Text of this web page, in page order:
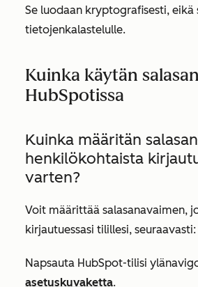
Se luodaan kryptografisesti, eikä
tietojenkalastelulle.
Kuinka käytän
HubSpotissa
Kuinka määritän
henkilökohtaista
varten?
Voit määrittää salasanavaimen,
kirjautuessasi tilillesi, seuraavasti:
Napsauta HubSpot-tilisi
asetuskuvaketta.